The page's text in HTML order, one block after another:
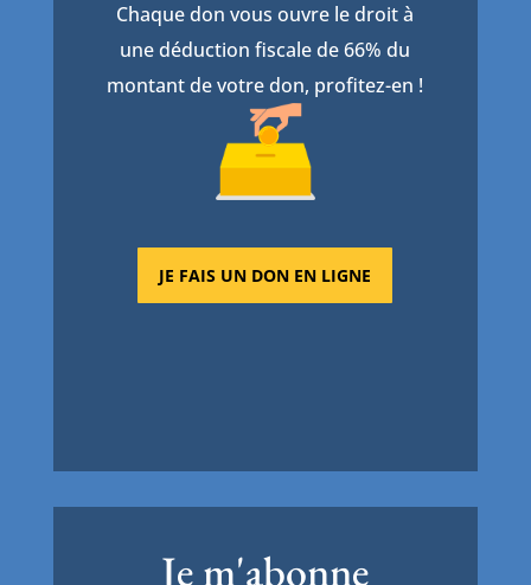
Chaque don vous ouvre le droit à
une déduction fiscale de 66% du
montant de votre don, profitez-en !
JE FAIS UN DON EN LIGNE
Je m'abonne